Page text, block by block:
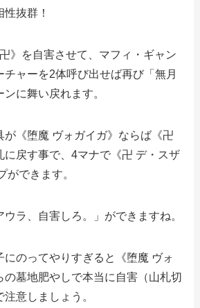
抜群！
》を自害させて、マフィ・ギャン
チャーを2体呼び出せば再び「無月
に舞い戻れます。
が《堕魔 ヴォガイガ》ならば《卍
に戻す事で、4マナで《卍 デ・スザ
ができます。
ラ、自害しろ。」ができますね。
にのってやりすぎると《堕魔 ヴォ
の墓地肥やしで本当に自害（山札切
意しましょう。